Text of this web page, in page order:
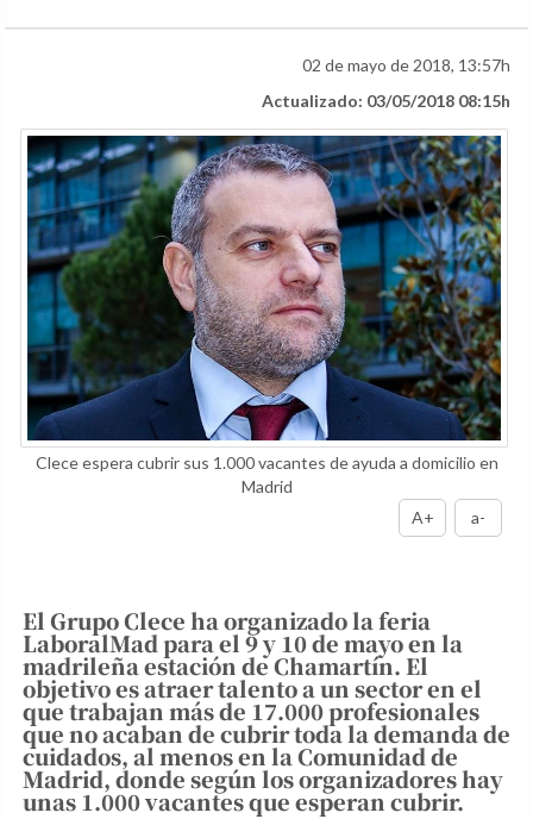
02 de mayo de 2018, 13:57h
Actualizado: 03/05/2018 08:15h
Clece espera cubrir sus 1.000 vacantes de ayuda a domicilio en
Madrid
A+
a-
El Grupo Clece ha organizado la feria
LaboralMad para el 9 y 10 de mayo en la
madrileña estación de Chamartín. El
objetivo es atraer talento a un sector en el
que trabajan más de 17.000 profesionales
que no acaban de cubrir toda la demanda de
cuidados, al menos en la Comunidad de
Madrid, donde según los organizadores hay
unas 1.000 vacantes que esperan cubrir.